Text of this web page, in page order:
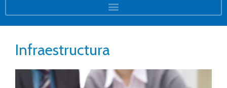
Infraestructura